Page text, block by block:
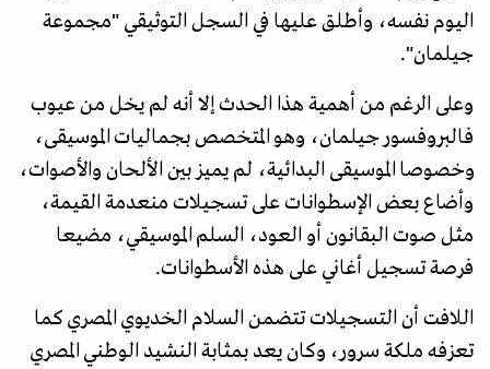
اليوم نفسه، وأطلق عليها في السجل التوثيقي "مجموعة
جيلمان".
وعلى الرغم من أهمية هذا الحدث إلا أنه لم يخل من عيوب
فالبروفسور جيلمان، وهو المتخصص بجماليات الموسيقى،
وخصوصا الموسيقى البدائية، لم يميز بين الألحان والأصوات،
وأضاع بعض الإسطوانات على تسجيلات منعدمة القيمة،
مثل صوت البقانون أو العود، السلم الموسيقي، مضيعا
فرصة تسجيل أغاني على هذه الأسطوانات.
اللافت أن التسجيلات تتضمن السلام الخديوي المصري كما
تعزفه ملكة سرور، وكان يعد بمثابة النشيد الوطني المصري